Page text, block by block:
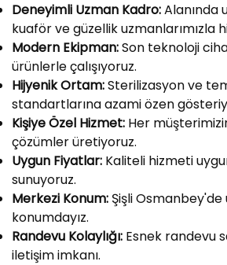
Deneyimli Uzman Kadro:Alanında
kuaför ve güzellik uzmanlarımızla
Modern Ekipman:Son teknoloji
ürünlerle çalışıyoruz.
Hijyenik Ortam:Sterilizasyon ve
standartlarına azami özen
Kişiye Özel Hizmet: Her
çözümler üretiyoruz.
Uygun Fiyatlar: Kaliteli hizmeti
sunuyoruz.
Merkezi Konum: Şişli Osmanbey'de
konumdayız.
Randevu Kolaylığı: Esnek randevu
iletişim imkanı.